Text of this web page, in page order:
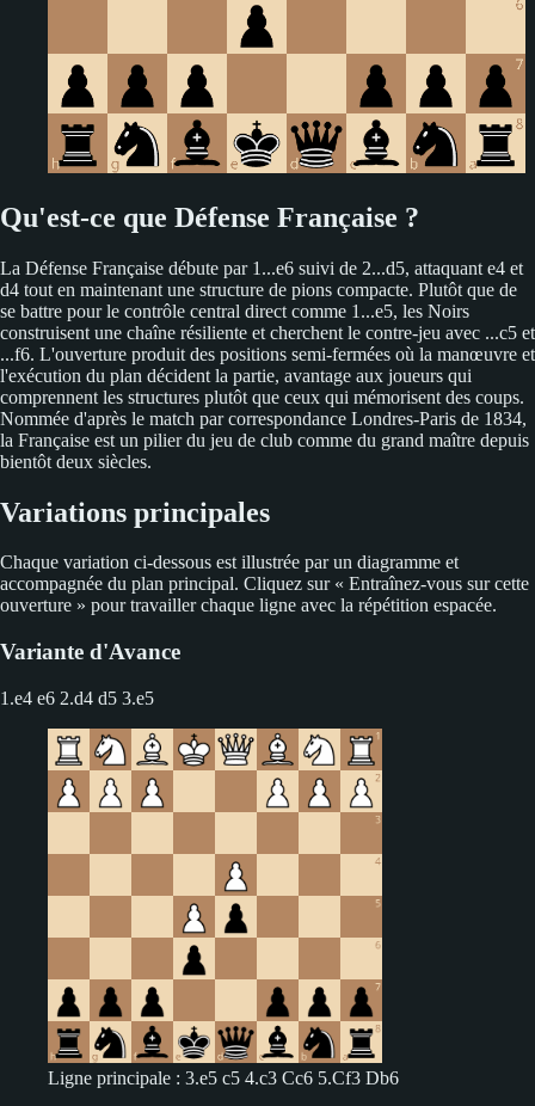
Qu'est-ce que Défense Française ?
La Défense Française débute par 1...e6 suivi de 2...d5, attaquant e4 et
d4 tout en maintenant une structure de pions compacte. Plutôt que de
se battre pour le contrôle central direct comme 1...e5, les Noirs
construisent une chaîne résiliente et cherchent le contre-jeu avec ...c5 et
...f6. L'ouverture produit des positions semi-fermées où la manœuvre et
l'exécution du plan décident la partie, avantage aux joueurs qui
comprennent les structures plutôt que ceux qui mémorisent des coups.
Nommée d'après le match par correspondance Londres-Paris de 1834,
la Française est un pilier du jeu de club comme du grand maître depuis
bientôt deux siècles.
Variations principales
Chaque variation ci-dessous est illustrée par un diagramme et
accompagnée du plan principal. Cliquez sur « Entraînez-vous sur cette
ouverture » pour travailler chaque ligne avec la répétition espacée.
Variante d'Avance
1.e4 e6 2.d4 d5 3.e5
Ligne principale : 3.e5 c5 4.c3 Cc6 5.Cf3 Db6